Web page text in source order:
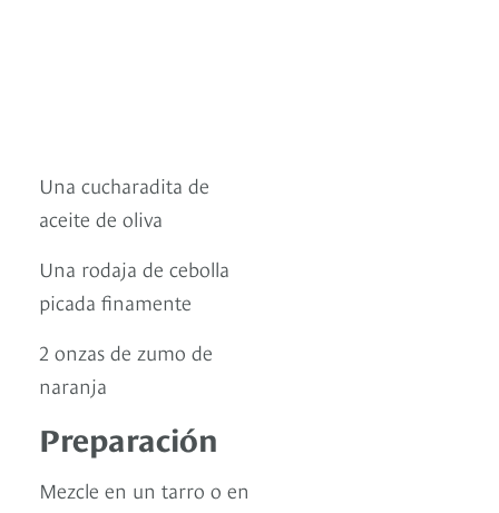
Una cucharadita de
aceite de oliva
Una rodaja de cebolla
picada finamente
2 onzas de zumo de
naranja
Preparación
Mezcle en un tarro o en